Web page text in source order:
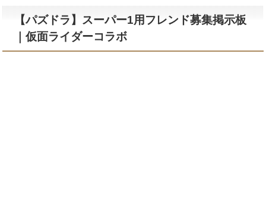
【パズドラ】スーパー1用フレンド募集掲示板
｜仮面ライダーコラボ